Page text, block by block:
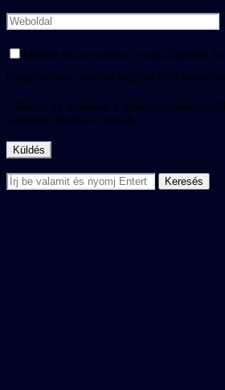
Mentse el a nevemet, e-mail címemet
böngészőben, amikor legközelebb
* Ennek az űrlapnak a felhasználásával
weboldal tárolja és kezeli.